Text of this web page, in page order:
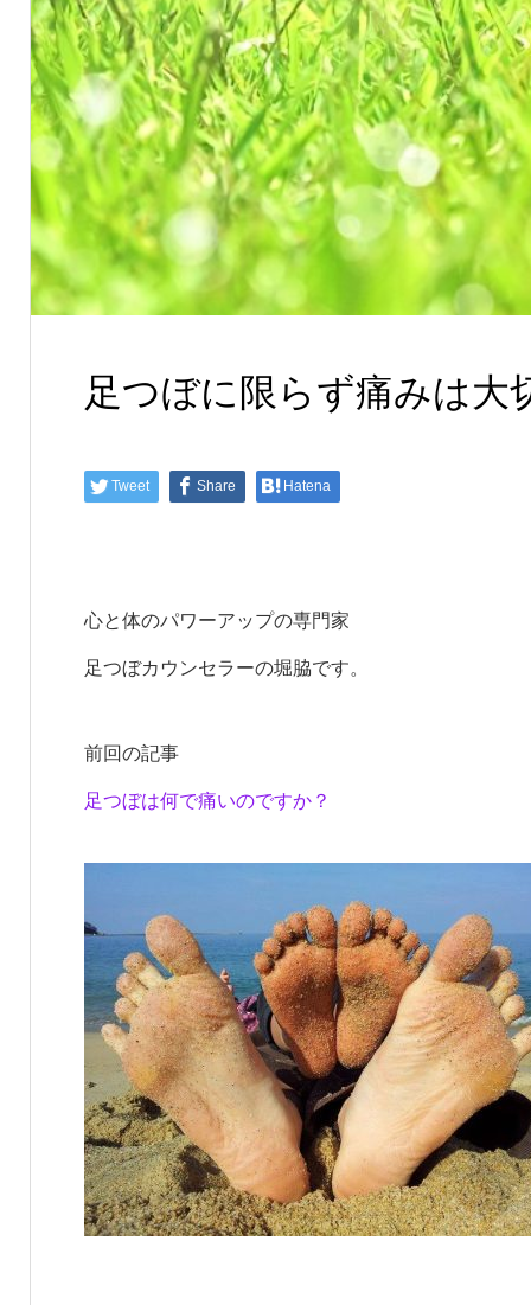
足つぼに限らず痛みは大
Tweet Share Hatena
心と体のパワーアップの専門家
足つぼカウンセラーの堀脇です。
前回の記事
足つぼは何で痛いのですか？